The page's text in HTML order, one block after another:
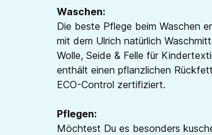
Waschen:
Die beste Pflege beim Waschen
mit dem Ulrich natürlich
Wolle, Seide & Felle für
enthält einen pflanzlichen
ECO-Control zertifiziert.
Pflegen:
Möchtest Du es besonders